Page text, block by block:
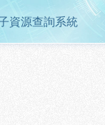
圖書資
資源查詢系統